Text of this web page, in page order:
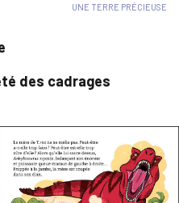
UNE TERRE PRÉCIEUSE
des cadrages